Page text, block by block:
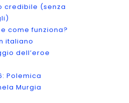
credibile (senza
come funziona?
italiano
dell’eroe
Polemica
Murgia